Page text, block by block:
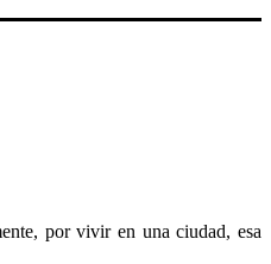
por vivir en una ciudad, esa